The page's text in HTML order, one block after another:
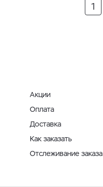
1
Акции
Оплата
Доставка
Как заказать
Отслеживание заказа